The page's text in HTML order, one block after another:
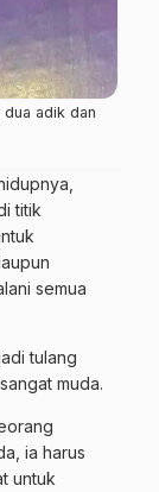
adik dan
titik
semua
tulang
muda.
ia harus
untuk